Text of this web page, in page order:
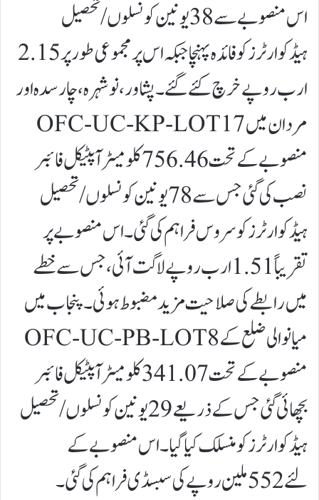
اس منصوبے سے 38 یونین کونسلوں/تحصیل
ہیڈکوارٹرز کو فائدہ پہنچا جبکہ اس پر مجموعی طور پر 2.15
ارب روپے خرچ کئے گئے۔ پشاور، نوشہرہ، چارسدہ اور
مردان میں OFC-UC-KP-LOT17
منصوبے کے تحت 756.46 کلومیٹر آپٹیکل فائبر
نصب کی گئی جس سے 78 یونین کونسلوں/تحصیل
ہیڈکوارٹرز کو سروس فراہم کی گئی۔ اس منصوبے پر
تقریباً 1.51 ارب روپے لاگت آئی، جس سے خطے
میں رابطے کی صلاحیت مزید مضبوط ہوئی۔پنجاب میں
میانوالی ضلع کے OFC-UC-PB-LOT8
منصوبے کے تحت 341.07 کلومیٹر آپٹیکل فائبر
بچھائی گئی جس کے ذریعے 29 یونین کونسلوں/تحصیل
ہیڈکوارٹرز کو منسلک کیا گیا۔ اس منصوبے کے
لئے 552 ملین روپے کی سبسڈی فراہم کی گئی۔